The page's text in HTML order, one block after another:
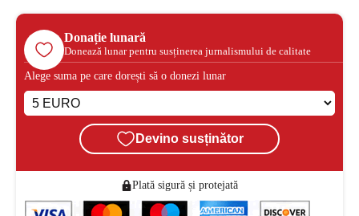
Donație lunară
Donează lunar pentru susținerea jurnalismului de calitate
Alege suma pe care dorești să o donezi lunar
Devino susținător
Plată sigură și protejată